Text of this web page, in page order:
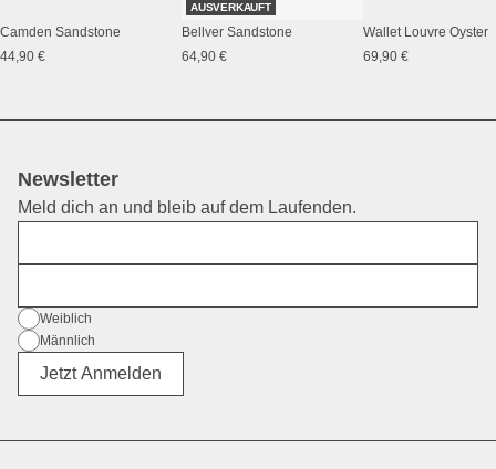
Camden Sandstone
44,90 €
AUSVERKAUFT
Bellver Sandstone
64,90 €
Wallet Louvre Oyster
69,90 €
Newsletter
Meld dich an und bleib auf dem Laufenden.
Geschlecht
Weiblich
Männlich
Divers
Jetzt Anmelden